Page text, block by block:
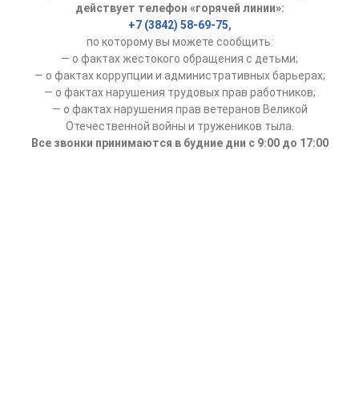
действует телефон «горячей линии»:
+7 (3842) 58-69-75,
по которому вы можете сообщить:
— о фактах жестокого обращения с детьми;
— о фактах коррупции и административных барьерах;
— о фактах нарушения трудовых прав работников;
— о фактах нарушения прав ветеранов Великой
Отечественной войны и тружеников тыла.
Все звонки принимаются в будние дни с 9:00 до 17:00